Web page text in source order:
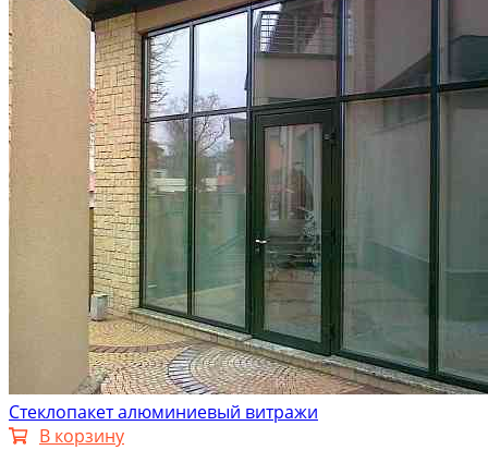
Стеклопакет алюминиевый витражи
В корзину